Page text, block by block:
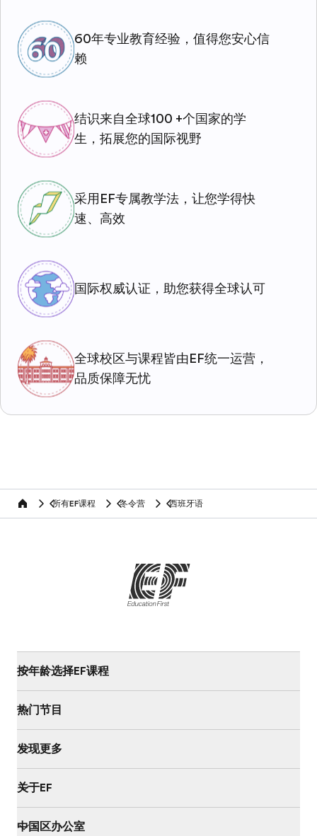
60年专业教育经验，值得您安心信
赖
结识来自全球100 +个国家的学
生，拓展您的国际视野
采用EF专属教学法，让您学得快
速、高效
国际权威认证，助您获得全球认可
全球校区与课程皆由EF统一运营，
品质保障无忧
home 所有EF课程 冬令营 西班牙语
按年龄选择EF课程
热门节目
发现更多
关于EF
中国区办公室